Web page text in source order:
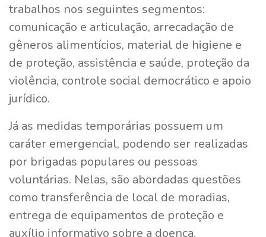
trabalhos nos seguintes segmentos:
comunicação e articulação, arrecadação de
gêneros alimentícios, material de higiene e
de proteção, assistência e saúde, proteção da
violência, controle social democrático e apoio
jurídico.
Já as medidas temporárias possuem um
caráter emergencial, podendo ser realizadas
por brigadas populares ou pessoas
voluntárias. Nelas, são abordadas questões
como transferência de local de moradias,
entrega de equipamentos de proteção e
auxílio informativo sobre a doença.